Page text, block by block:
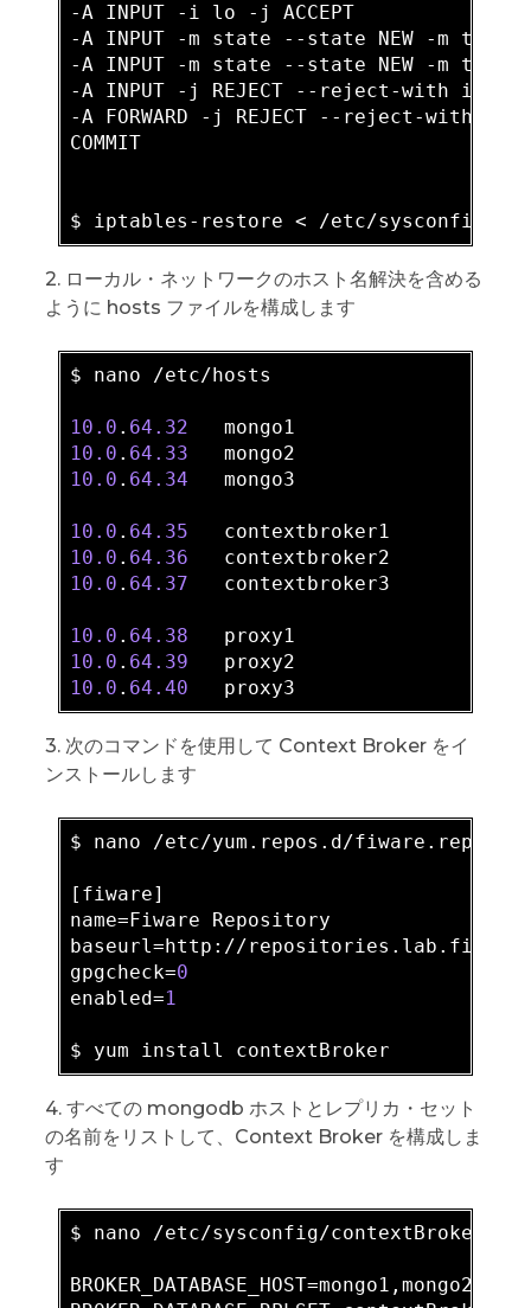
-A INPUT -i lo -j ACCEPT
-A INPUT -m state --state NEW -m
-A INPUT -m state --state NEW -m
-A INPUT -j REJECT --reject-with
-A FORWARD -j REJECT --reject-with
COMMIT
2. ローカル・ネットワークのホスト名解決を含める
ように hosts ファイルを構成します
$ nano /etc/hosts
10.0 . 64.32
10.0 . 64.33
10.0 . 64.34
   mongo3
10.0 . 64.35
10.0 . 64.36
10.0 . 64.37
   contextbroker3
10.0 . 64.38
10.0 . 64.39
10.0 . 64.40
3. 次のコマンドを使用して Context Broker をイ
ンストールします
$ nano /etc/yum.repos.d/fiware.repo
[fiware]
name=Fiware Repository
baseurl=http://
gpgcheck=0
enabled=1
4. すべての mongodb ホストとレプリカ・セット
の名前をリストして、Context Broker を構成しま
す
$ nano /etc/sysconfig/contextBroker